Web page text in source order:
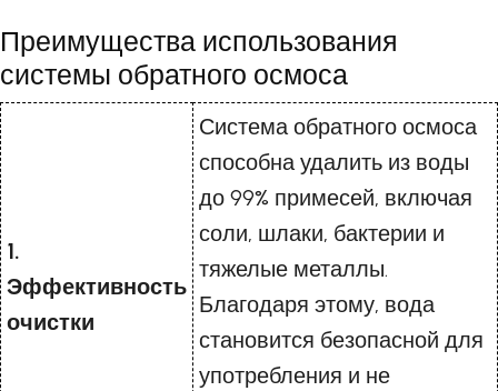
Преимущества использования
системы обратного осмоса
1.
Эффективность
очистки
Система обратного осмоса
способна удалить из воды
до 99% примесей, включая
соли, шлаки, бактерии и
тяжелые металлы.
Благодаря этому, вода
становится безопасной для
употребления и не